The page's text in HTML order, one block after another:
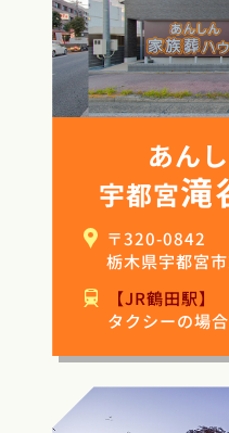
あん
宇都宮滝
〒320-0842
栃木県宇都宮
【JR鶴田駅】
タクシーの場